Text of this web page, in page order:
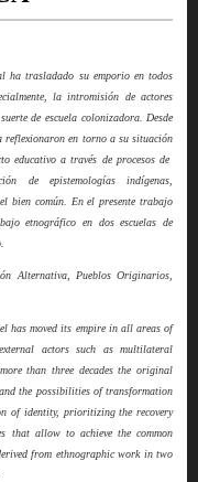
ha trasladado su emporio en todos
la intromisión de actores
de escuela colonizadora. Desde
reflexionaron en torno a su situación
educativo a través de procesos de
de epistemologías indígenas,
bien común. En el presente trabajo
etnográfico en dos escuelas de
Alternativa, Pueblos Originarios,
has moved its empire in all areas of
actors such as multilateral
than three decades the original
the possibilities of transformation
of identity, prioritizing the recovery
that allow to achieve the common
from ethnographic work in two